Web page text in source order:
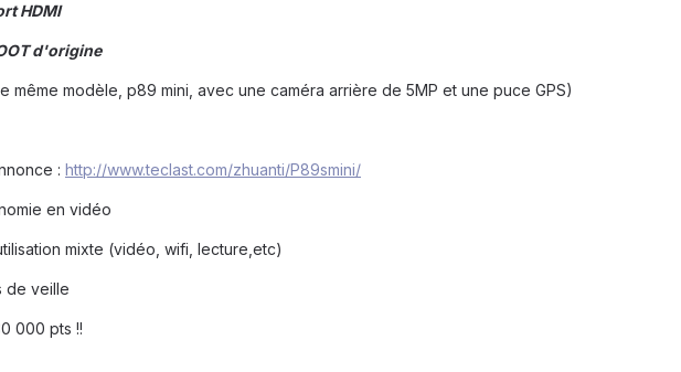
HDMI
d'origine
même modèle, p89 mini, avec une caméra arrière de 5MP et une puce GPS)
: http://www.teclast.com/zhuanti/P89smini/
en vidéo
mixte (vidéo, wifi, lecture,etc)
de veille
000 pts !!